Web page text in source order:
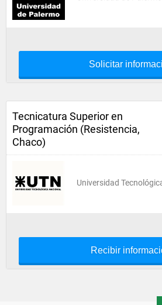
Solicitar
Tecnicatura Superior en
Programación (Resistencia,
Chaco)
Universidad
Recibir